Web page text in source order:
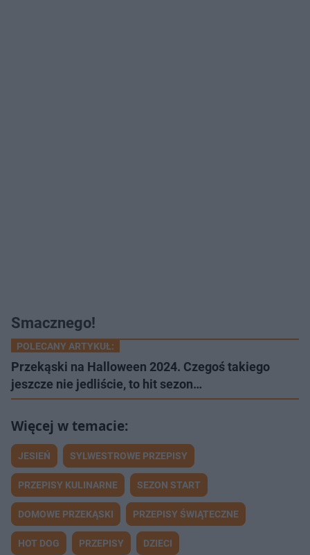
Smacznego!
POLECANY ARTYKUŁ:
Przekąski na Halloween 2024. Czegoś takiego
jeszcze nie jedliście, to hit sezon…
JESIEŃ SYLWESTROWE PRZEPISY
PRZEPISY KULINARNE SEZON START
DOMOWE PRZEKĄSKI PRZEPISY ŚWIĄTECZNE
HOT DOG PRZEPISY DZIECI